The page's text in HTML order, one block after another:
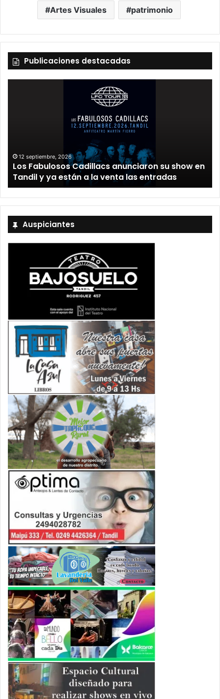
Artes Visuales patrimonio
Publicaciones destacadas
12 septiembre, 2026
Los Fabulosos Cadillacs anunciaron su show en
Tandil y ya están a la venta las entradas
Auspiciantes